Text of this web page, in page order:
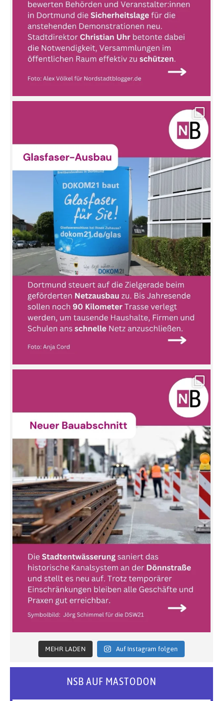
MEHR LADEN Auf Instagram folgen
NSB AUF MASTODON